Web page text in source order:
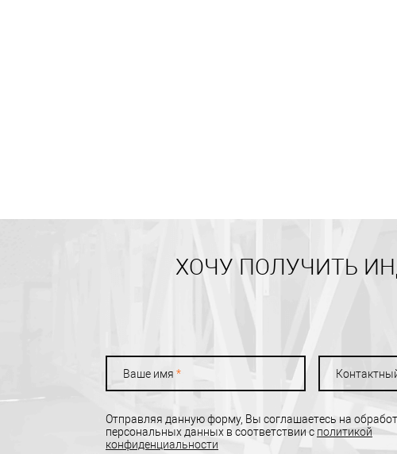
ХОЧУ ПОЛУЧИТЬ
Ваше имя *
Отправляя данную форму, Вы соглашаетесь на
персональных данных в соответствии с политикой
конфиденциальности